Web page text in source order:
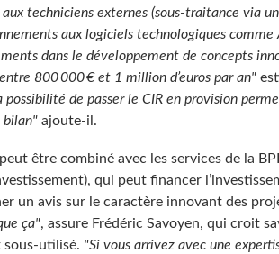
techniciens externes (sous-traitance via
aux logiciels technologiques comme
dans le développement de concepts
800 000 € et 1 million d’euros par an"
possibilité de passer le CIR en provision
bilan" ajoute-il.
être combiné avec les services de la
qui peut financer
un avis sur le caractère innovant des
ça", assure Frédéric Savoyen, qui croit
utilisé. "Si vous arrivez avec une